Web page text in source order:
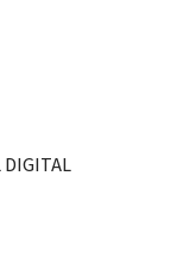
DIGITAL